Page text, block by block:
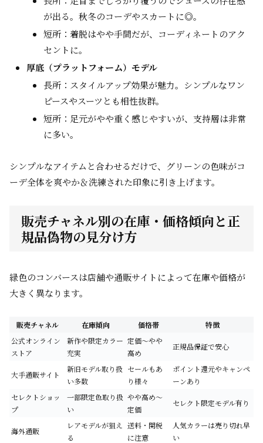
が出る。秋冬のコーデやスカートに◎。
短所：着脱はやや手間だが、コーディネートのアク
セントに。
厚底（プラットフォーム）モデル
長所：スタイルアップ効果が魅力。シンプルなワン
ピースやスーツとも相性抜群。
短所：足元がやや重く感じやすいが、支持層は非常
に多い。
シンプルなアイテムと合わせるだけで、グリーンの色味がコ
ーデ全体を爽やか＆洗練された印象に引き上げます。
販売チャネル別の在庫・価格傾向と正
規品偽物の見分け方
緑色のコンバースは店舗や通販サイトによって在庫や価格が
大きく異なります。
販売チャネル 在庫傾向 価格帯
特徴
公式オンライン
ストア
新作や限定カラー
充実
定価〜やや
高め
正規品保証で安心
大手通販サイト
新旧モデル取り扱
い多数
セールもあ
り様々
ポイント還元やキャンペ
ーンあり
セレクトショッ
プ
一部限定色取り扱
い
やや高め〜
定価
セレクト限定モデル有り
海外通販
レアモデルが狙え
る
送料・関税
に注意
人気カラーは売り切れ早
い